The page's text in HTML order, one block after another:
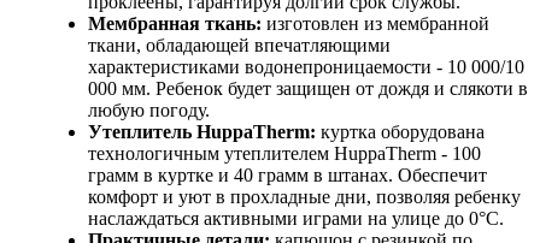
Мембранная ткань: изготовлен из мембранной
ткани, обладающей впечатляющими
характеристиками водонепроницаемости - 10 000/10
000 мм. Ребенок будет защищен от дождя и слякоти в
любую погоду.
Утеплитель HuppaTherm: куртка оборудована
технологичным утеплителем HuppaTherm - 100
грамм в куртке и 40 грамм в штанах. Обеспечит
комфорт и уют в прохладные дни, позволяя ребенку
наслаждаться активными играми на улице до 0°C.